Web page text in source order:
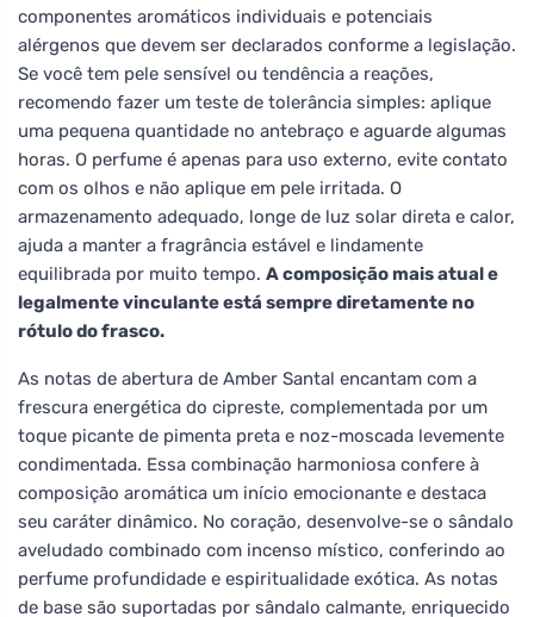
componentes aromáticos individuais e potenciais
alérgenos que devem ser declarados conforme a legislação.
Se você tem pele sensível ou tendência a reações,
recomendo fazer um teste de tolerância simples: aplique
uma pequena quantidade no antebraço e aguarde algumas
horas. O perfume é apenas para uso externo, evite contato
com os olhos e não aplique em pele irritada. O
armazenamento adequado, longe de luz solar direta e calor,
ajuda a manter a fragrância estável e lindamente
equilibrada por muito tempo. A composição mais atual e
legalmente vinculante está sempre diretamente no
rótulo do frasco.
As notas de abertura de Amber Santal encantam com a
frescura energética do cipreste, complementada por um
toque picante de pimenta preta e noz-moscada levemente
condimentada. Essa combinação harmoniosa confere à
composição aromática um início emocionante e destaca
seu caráter dinâmico. No coração, desenvolve-se o sândalo
aveludado combinado com incenso místico, conferindo ao
perfume profundidade e espiritualidade exótica. As notas
de base são suportadas por sândalo calmante, enriquecido